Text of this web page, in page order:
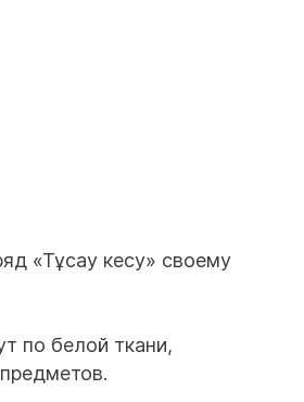
«Тұсау кесу» своему
по белой ткани,